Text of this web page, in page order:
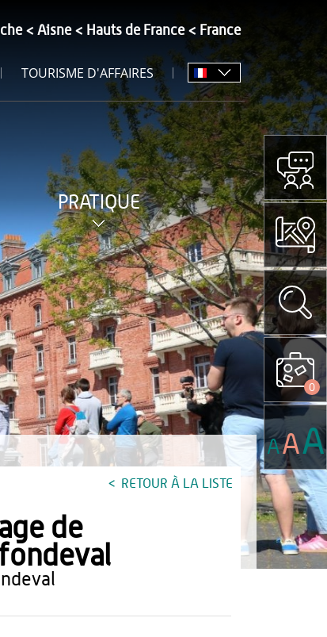
Aisne Hauts de France France
TOURISME D'AFFAIRES
PRATIQUE
RETOUR À LA LISTE
de
0
AAA